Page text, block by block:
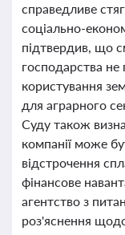
справедливе
соціально-
підтвердив, що
господарства не
користування
для аграрного
Суду також
компанії може
відстрочення
фінансове
агентство з
роз'яснення щодо